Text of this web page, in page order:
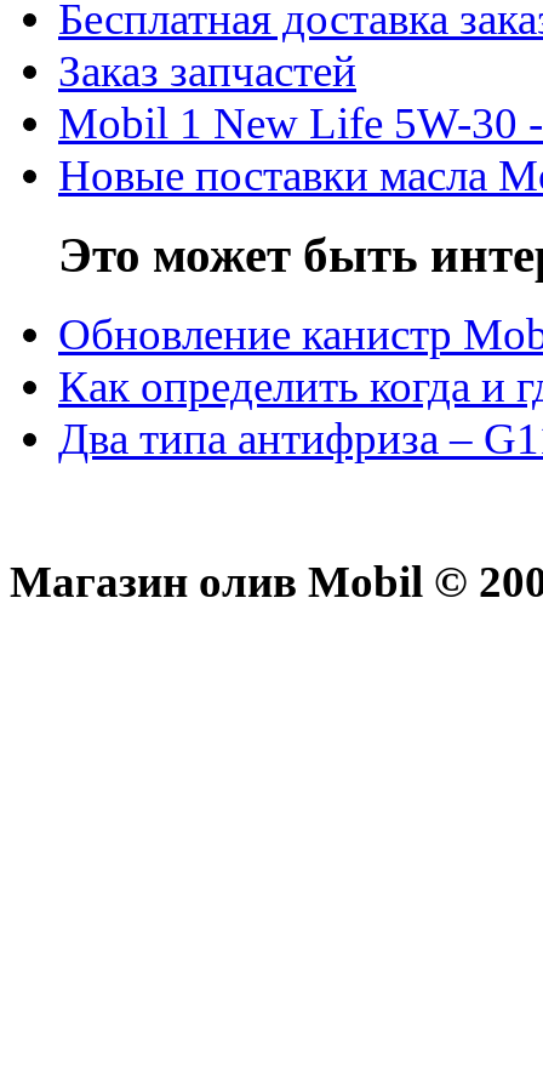
Бесплатная доставка
Заказ запчастей
Mobil 1 New Life 5W-30 -
Новые поставки масла
Это может быть
Обновление канистр
Как определить когда и
Два типа антифриза –
Магазин олив Mobil ©